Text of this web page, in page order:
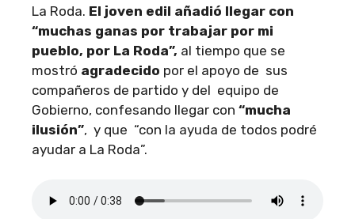
La Roda. El joven edil añadió llegar con
“muchas ganas por trabajar por mi
pueblo, por La Roda”, al tiempo que se
mostró agradecido por el apoyo de sus
compañeros de partido y del equipo de
Gobierno, confesando llegar con “mucha
ilusión”, y que “con la ayuda de todos podré
ayudar a La Roda”.